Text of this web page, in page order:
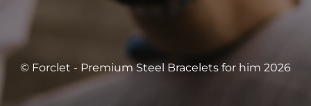
© Forclet - Premium Steel Bracelets for him 2026